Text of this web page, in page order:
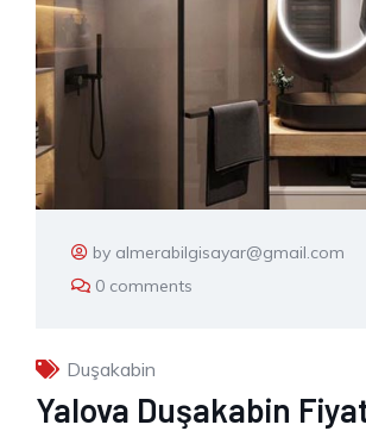
by almerabilgisayar@gmail.com
0 comments
Duşakabin
Yalova Duşakabin